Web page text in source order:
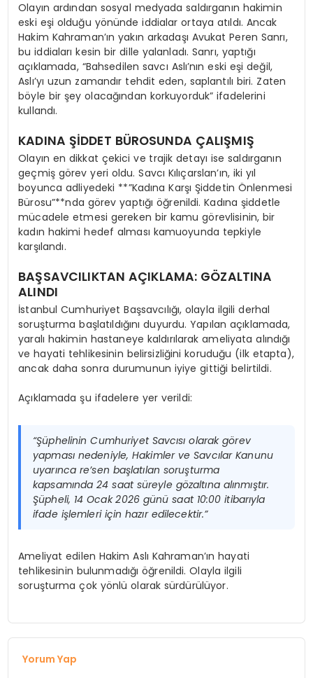
Olayın ardından sosyal medyada saldırganın hakimin
eski eşi olduğu yönünde iddialar ortaya atıldı. Ancak
Hakim Kahraman’ın yakın arkadaşı Avukat Peren Sanrı,
bu iddiaları kesin bir dille yalanladı. Sanrı, yaptığı
açıklamada, “Bahsedilen savcı Aslı’nın eski eşi değil,
Aslı’yı uzun zamandır tehdit eden, saplantılı biri. Zaten
böyle bir şey olacağından korkuyorduk” ifadelerini
kullandı.
KADINA ŞİDDET BÜROSUNDA ÇALIŞMIŞ
Olayın en dikkat çekici ve trajik detayı ise saldırganın
geçmiş görev yeri oldu. Savcı Kılıçarslan’ın, iki yıl
boyunca adliyedeki **”Kadına Karşı Şiddetin Önlenmesi
Bürosu”**nda görev yaptığı öğrenildi. Kadına şiddetle
mücadele etmesi gereken bir kamu görevlisinin, bir
kadın hakimi hedef alması kamuoyunda tepkiyle
karşılandı.
BAŞSAVCILIKTAN AÇIKLAMA: GÖZALTINA
ALINDI
İstanbul Cumhuriyet Başsavcılığı, olayla ilgili derhal
soruşturma başlatıldığını duyurdu. Yapılan açıklamada,
yaralı hakimin hastaneye kaldırılarak ameliyata alındığı
ve hayati tehlikesinin belirsizliğini koruduğu (ilk etapta),
ancak daha sonra durumunun iyiye gittiği belirtildi.
Açıklamada şu ifadelere yer verildi:
“Şüphelinin Cumhuriyet Savcısı olarak görev
yapması nedeniyle, Hakimler ve Savcılar Kanunu
uyarınca re’sen başlatılan soruşturma
kapsamında 24 saat süreyle gözaltına alınmıştır.
Şüpheli, 14 Ocak 2026 günü saat 10:00 itibarıyla
ifade işlemleri için hazır edilecektir.”
Ameliyat edilen Hakim Aslı Kahraman’ın hayati
tehlikesinin bulunmadığı öğrenildi. Olayla ilgili
soruşturma çok yönlü olarak sürdürülüyor.
Yorum Yap